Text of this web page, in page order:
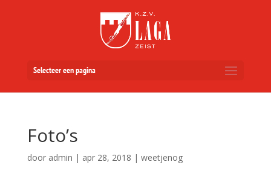
Selecteer een pagina
Foto’s
door admin | apr 28, 2018 | weetjenog